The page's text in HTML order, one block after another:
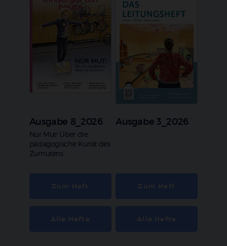
Ausgabe 8_2026
:
Nur Mut! Über die
pädagogische Kunst des
Zumutens
Ausgabe 3_2026